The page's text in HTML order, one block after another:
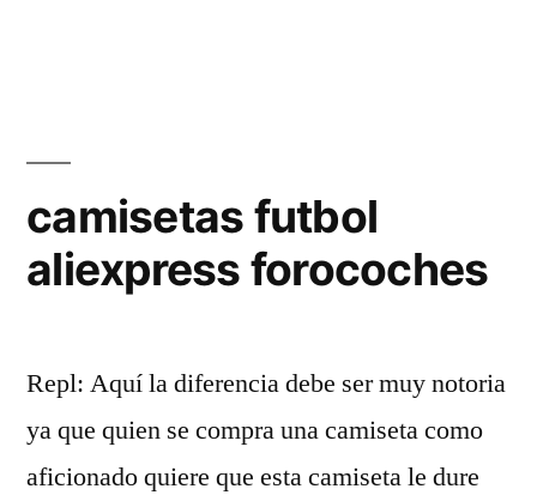
camisetas futbol
aliexpress forocoches
Repl: Aquí la diferencia debe ser muy notoria
ya que quien se compra una camiseta como
aficionado quiere que esta camiseta le dure